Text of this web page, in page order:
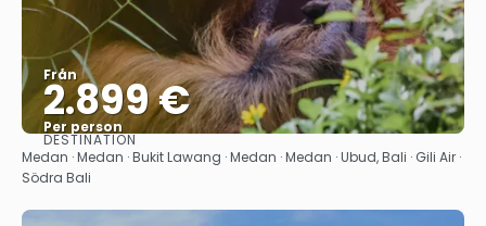
Från
2.899 €
Per person
Se
DESTINATION
Medan · Medan · Bukit Lawang · Medan · Medan · Ubud, Bali · Gili Air ·
Södra Bali